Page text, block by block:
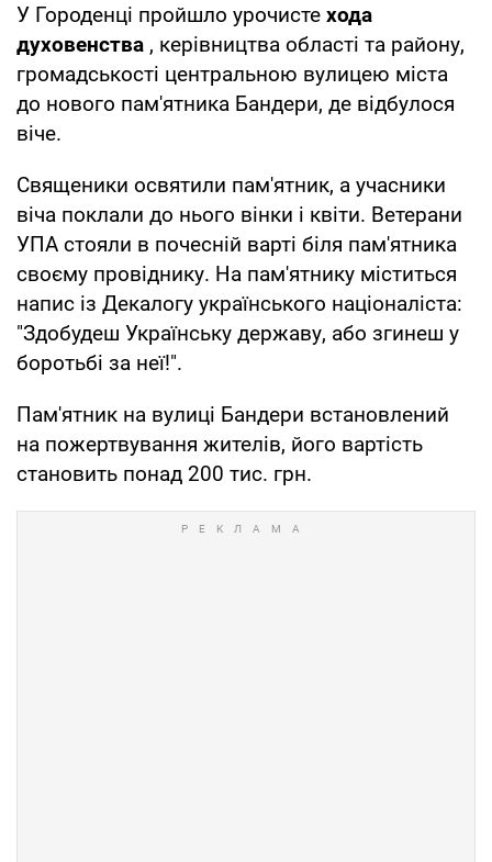
У Городенці пройшло урочисте хода
духовенства , керівництва області та району,
громадськості центральною вулицею міста
до нового пам'ятника Бандери, де відбулося
віче.
Священики освятили пам'ятник, а учасники
віча поклали до нього вінки і квіти. Ветерани
УПА стояли в почесній варті біля пам'ятника
своєму провіднику. На пам'ятнику міститься
напис із Декалогу українського націоналіста:
"Здобудеш Українську державу, або згинеш у
боротьбі за неї!".
Пам'ятник на вулиці Бандери встановлений
на пожертвування жителів, його вартість
становить понад 200 тис. грн.